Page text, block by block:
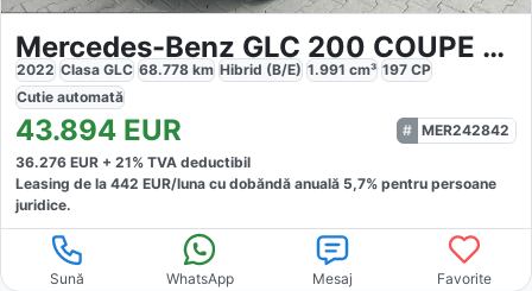
Mercedes-Benz GLC 200 COUPE 48V 4M AMG
2022 Clasa GLC 68.778 km Hibrid (B/E) 1.991 cm³ 197 CP
Cutie automată
43.894 EUR
MER242842
36.276 EUR + 21% TVA deductibil
Leasing de la 442 EUR/luna cu dobăndă anuală 5,7% pentru persoane
juridice.
Sună WhatsApp Mesaj Favorite